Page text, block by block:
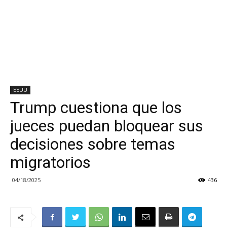
EEUU
Trump cuestiona que los
jueces puedan bloquear sus
decisiones sobre temas
migratorios
04/18/2025 436